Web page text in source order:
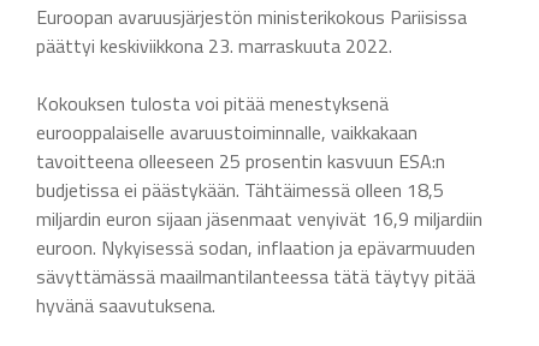
Euroopan avaruusjärjestön ministerikokous Pariisissa
päättyi keskiviikkona 23. marraskuuta 2022.
Kokouksen tulosta voi pitää menestyksenä
eurooppalaiselle avaruustoiminnalle, vaikkakaan
tavoitteena olleeseen 25 prosentin kasvuun ESA:n
budjetissa ei päästykään. Tähtäimessä olleen 18,5
miljardin euron sijaan jäsenmaat venyivät 16,9 miljardiin
euroon. Nykyisessä sodan, inflaation ja epävarmuuden
sävyttämässä maailmantilanteessa tätä täytyy pitää
hyvänä saavutuksena.